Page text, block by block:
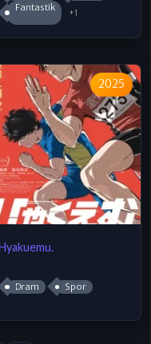
Fantastik
+1
2025
Dram Spor